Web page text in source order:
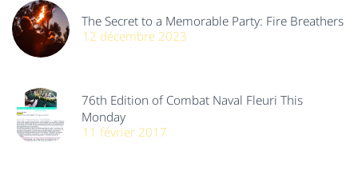
The Secret to a Memorable Party: Fire Breathers
12 décembre 2023
76th Edition of Combat Naval Fleuri This
Monday
11 février 2017